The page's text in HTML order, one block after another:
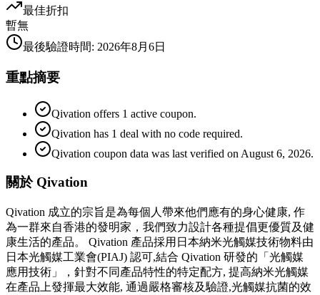
最佳折扣
暫無
最後驗證時間: 2026年8月6日
重點摘要
Qivation offers 1 active coupon.
Qivation has 1 deal with no code required.
Qivation coupon data was last verified on August 6, 2026.
關於 Qivation
Qivation 成立的宗旨是為每個人帶來他們應有的身心健康, 作
為一群來自香港的發明家，我們致力設計各種提倡更優質及健
康生活的產品。 Qivation 產品採用日本納米光觸媒技術物料由
日本光觸媒工業會(PIAJ) 認可,結合 Qivation 研發的「光觸媒
應用技術」，針對不同產品特性的特定配方, 提高納米光觸媒
在產品上發揮最大效能, 通過嚴格審核及驗證,光觸媒抗菌的效